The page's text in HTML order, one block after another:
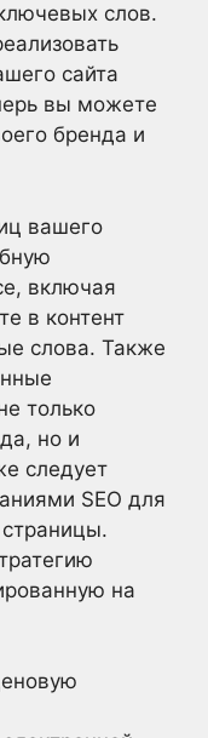
слов.
сайта
вы можете
бренда и
вашего
включая
в контент
слова. Также
только
но и
следует
SEO для
на